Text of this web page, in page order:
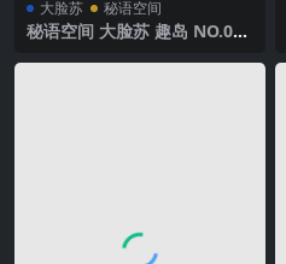
大脸苏 秘语空间
秘语空间 大脸苏 趣岛 NO.002
整版